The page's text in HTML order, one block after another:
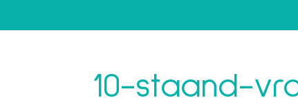
10-staand-